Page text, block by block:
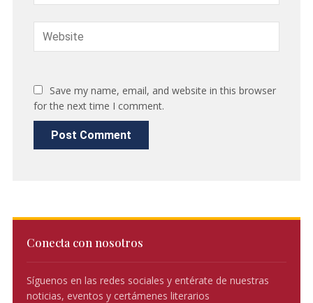
Conecta con nosotros
Síguenos en las redes sociales y entérate de nuestras
noticias, eventos y certámenes literarios
Save my name, email, and website in this browser
for the next time I comment.